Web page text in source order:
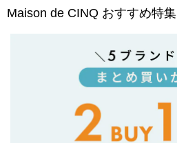
Maison de CINQ おすすめ特集